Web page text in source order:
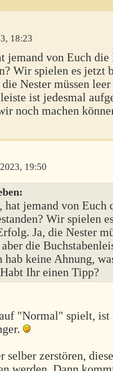
18:23
jemand von Euch die
Wir spielen es jetzt
Nester müssen
ist jedesmal
noch machen
19:50
hat jemand von Euch
Wir spielen
Ja, die Nester
die
hab keine Ahnung,
Ihr einen Tipp?
"Normal" spielt, ist
selber zerstören,